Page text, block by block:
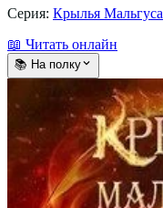
Серия: Крылья Мальгуса
📖 Читать онлайн
📚 На полку